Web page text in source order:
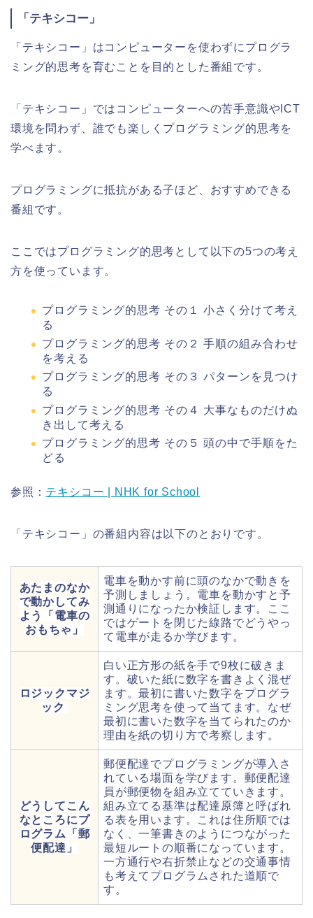
「テキシコー」
「テキシコー」はコンピューターを使わずにプログラ
ミング的思考を育むことを目的とした番組です。
「テキシコー」ではコンピューターへの苦手意識やICT
環境を問わず、誰でも楽しくプログラミング的思考を
学べます。
プログラミングに抵抗がある子ほど、おすすめできる
番組です。
ここではプログラミング的思考として以下の5つの考え
方を使っています。
プログラミング的思考 その１ 小さく分けて考え
る
プログラミング的思考 その２ 手順の組み合わせ
を考える
プログラミング的思考 その３ パターンを見つけ
る
プログラミング的思考 その４ 大事なものだけぬ
き出して考える
プログラミング的思考 その５ 頭の中で手順をた
どる
参照： テキシコー | NHK for School
「テキシコー」の番組内容は以下のとおりです。
あたまのなか
で動かしてみ
よう「電車の
おもちゃ」
電車を動かす前に頭のなかで動きを
予測しましょう。電車を動かすと予
測通りになったか検証します。ここ
ではゲートを閉じた線路でどうやっ
て電車が走るか学びます。
ロジックマジ
ック
白い正方形の紙を手で9枚に破きま
す。破いた紙に数字を書きよく混ぜ
ます。最初に書いた数字をプログラ
ミング思考を使って当てます。なぜ
最初に書いた数字を当てられたのか
理由を紙の切り方で考察します。
どうしてこん
なところにプ
ログラム「郵
便配達」
郵便配達でプログラミングが導入さ
れている場面を学びます。郵便配達
員が郵便物を組み立てていきます。
組み立てる基準は配達原簿と呼ばれ
る表を用います。これは住所順では
なく、一筆書きのようにつながった
最短ルートの順番になっています。
一方通行や右折禁止などの交通事情
も考えてプログラムされた道順で
す。